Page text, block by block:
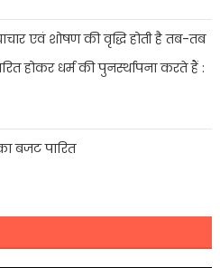
एवं शोषण की वृद्धि होती है तब-तब
होकर धर्म की पुनर्स्थापना करते हैं :
बजट पारित